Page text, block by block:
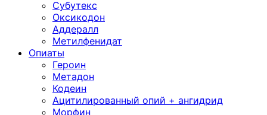
Субутекс
Оксикодон
Аддералл
Метилфенидат
Опиаты
Героин
Метадон
Кодеин
Ацитилированный опий + ангидрид
Морфин